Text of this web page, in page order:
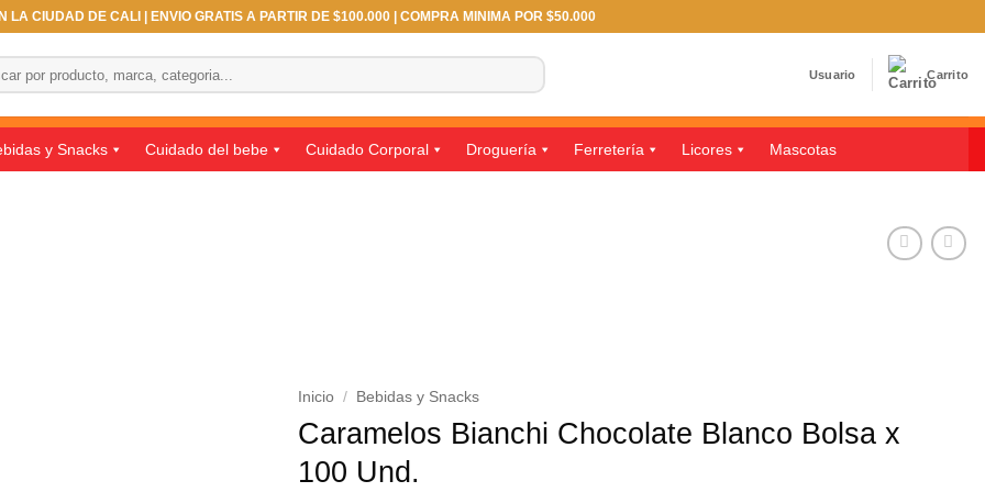
LA CIUDAD DE CALI | ENVIO GRATIS A PARTIR DE $100.000 | COMPRA MINIMA POR $50.000
Usuario Carrito
y Snacks Cuidado del bebe Cuidado Corporal Droguería Ferretería Licores Mascotas
Inicio / Bebidas y Snacks
Caramelos Bianchi Chocolate Blanco Bolsa x
100 Und.